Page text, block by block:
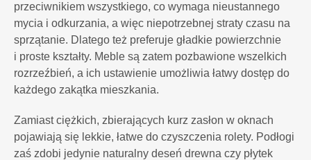
przeciwnikiem wszystkiego, co wymaga nieustannego
mycia i odkurzania, a więc niepotrzebnej straty czasu na
sprzątanie. Dlatego też preferuje gładkie powierzchnie
i proste kształty. Meble są zatem pozbawione wszelkich
rozrzeźbień, a ich ustawienie umożliwia łatwy dostęp do
każdego zakątka mieszkania.
Zamiast ciężkich, zbierających kurz zasłon w oknach
pojawiają się lekkie, łatwe do czyszczenia rolety. Podłogi
zaś zdobi jedynie naturalny deseń drewna czy płytek